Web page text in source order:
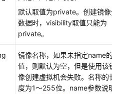
默认取值为private。创建镜像元
数据时，visibility取值只能为
private。
镜像名称，如果未指定name的取
值，则默认为空，但是使用该镜
像创建虚拟机会失败。名称的长
度为1～255位。name参数说明